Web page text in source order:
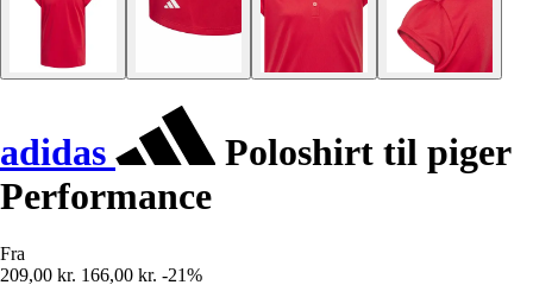
adidas
Poloshirt til piger
Performance
Fra
209,00 kr. 166,00 kr. -21%